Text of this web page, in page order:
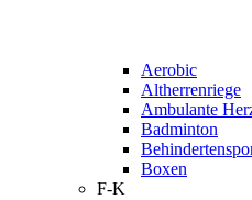
Aerobic
Altherrenriege
Ambulante
Badminton
Boxen
F-K